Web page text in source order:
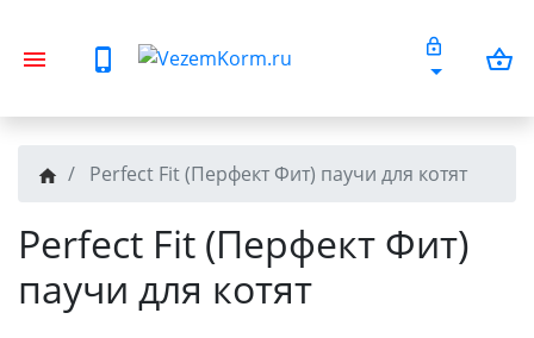
Perfect Fit (Перфект Фит) паучи для котят
Perfect Fit (Перфект Фит)
паучи для котят